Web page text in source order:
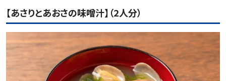
【あさりとあおさの味噌汁】（2人分）